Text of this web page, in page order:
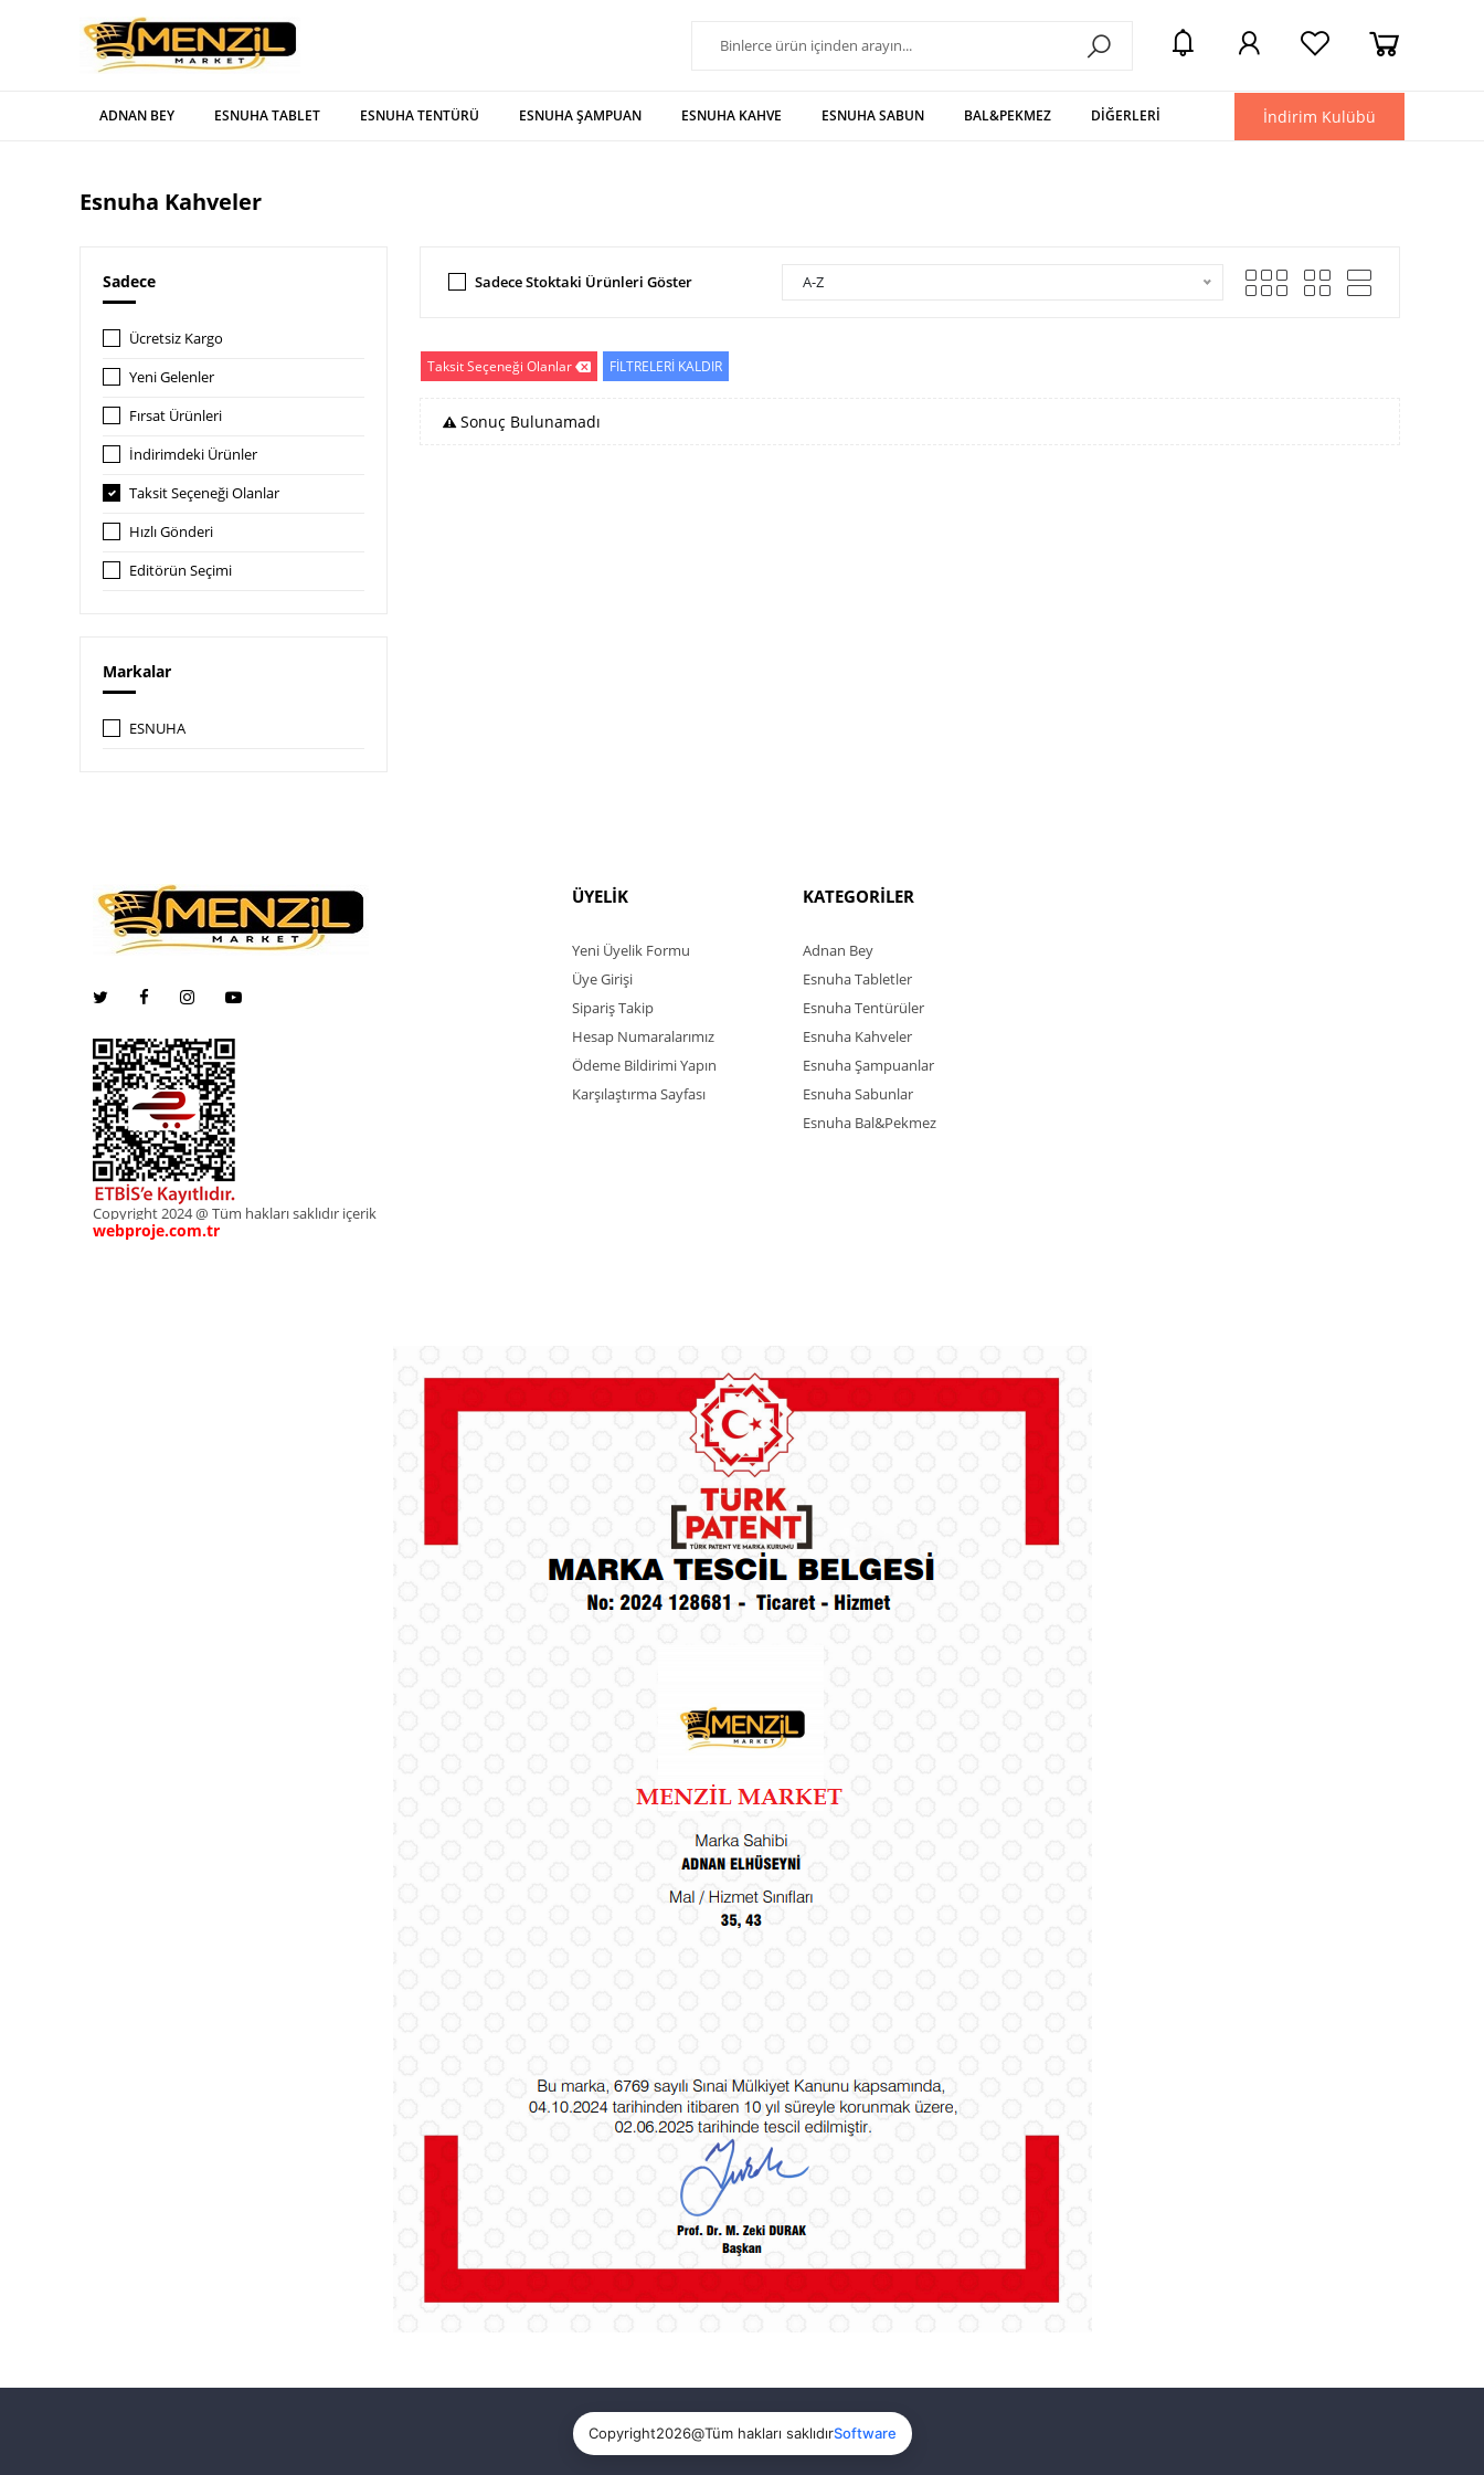
ADNAN BEY ESNUHA TABLET ESNUHA TENTÜRÜ ESNUHA ŞAMPUAN ESNUHA KAHVE ESNUHA SABUN BAL&PEKMEZ DİĞERLERİ İndirim Kulübü
Esnuha Kahveler
Sadece
Ücretsiz Kargo
Yeni Gelenler
Fırsat Ürünleri
İndirimdeki Ürünler
Taksit Seçeneği Olanlar
Hızlı Gönderi
Editörün Seçimi
Markalar
ESNUHA
Sadece Stoktaki Ürünleri Göster A-Z
Taksit Seçeneği Olanlar FİLTRELERİ KALDIR
Sonuç Bulunamadı
Copyright 2024 @ Tüm hakları saklıdır içerik
webproje.com.tr
ÜYELİK
Yeni Üyelik Formu
Üye Girişi
Sipariş Takip
Hesap Numaralarımız
Ödeme Bildirimi Yapın
Karşılaştırma Sayfası
KATEGORİLER
Adnan Bey
Esnuha Tabletler
Esnuha Tentürüler
Esnuha Kahveler
Esnuha Şampuanlar
Esnuha Sabunlar
Esnuha Bal&Pekmez
Copyright2026@Tüm hakları saklıdırSoftware